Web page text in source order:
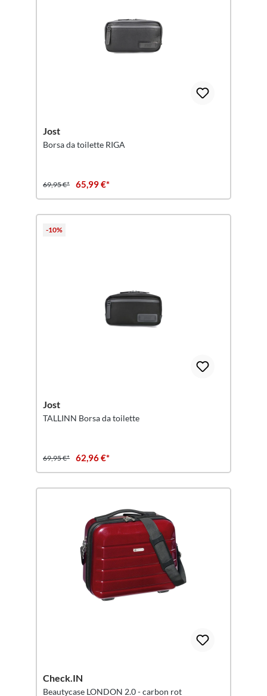
Jost
Borsa da toilette RIGA
69,95 €* 65,99 €*
-10%
Jost
TALLINN Borsa da toilette
69,95 €* 62,96 €*
Check.IN
Beautycase LONDON 2.0 - carbon rot